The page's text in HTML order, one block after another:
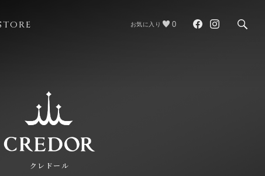
お気に入り 0
クレドール